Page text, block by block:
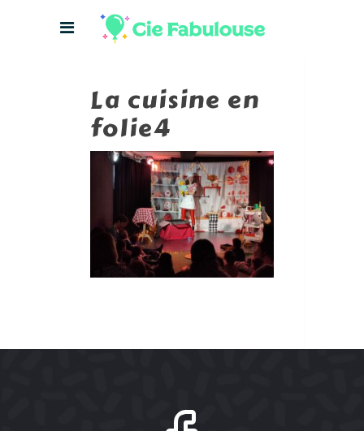
La cuisine en
folie4